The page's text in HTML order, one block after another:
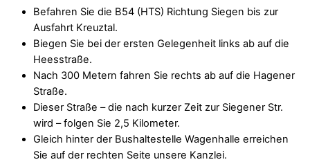
Befahren Sie die B54 (HTS) Richtung Siegen bis zur
Ausfahrt Kreuztal.
Biegen Sie bei der ersten Gelegenheit links ab auf die
Heesstraße.
Nach 300 Metern fahren Sie rechts ab auf die Hagener
Straße.
Dieser Straße – die nach kurzer Zeit zur Siegener Str.
wird – folgen Sie 2,5 Kilometer.
Gleich hinter der Bushaltestelle Wagenhalle erreichen
Sie auf der rechten Seite unsere Kanzlei.